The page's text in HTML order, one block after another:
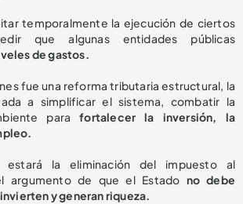
temporalmente la ejecución de ciertos
que algunas entidades públicas
de gastos.
fue una reforma tributaria estructural, la
a simplificar el sistema, combatir la
parafortalecer la inversión, la
la eliminación del impuesto al
argumento de que el Estado no debe
y generan riqueza.